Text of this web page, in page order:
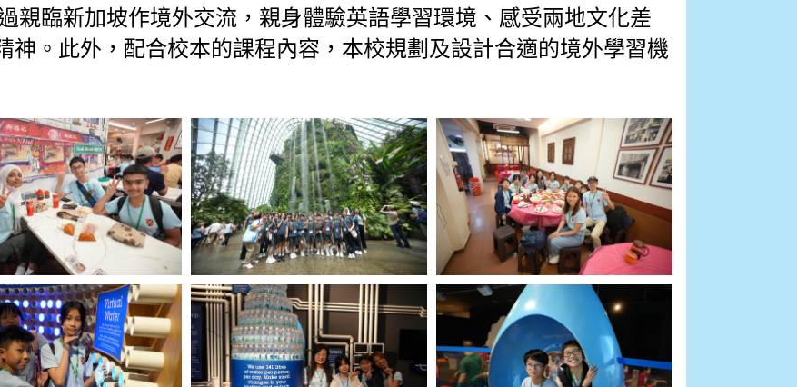
親臨新加坡作境外交流，親身體驗英語學習環境、感受兩地文化差
神。此外，配合校本的課程內容，本校規劃及設計合適的境外學習機